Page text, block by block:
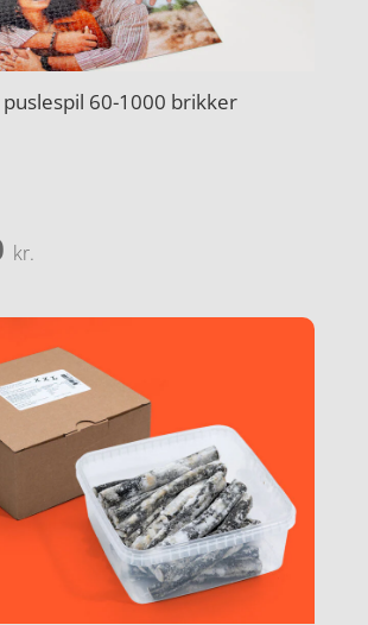
60-1000 brikker
kr.